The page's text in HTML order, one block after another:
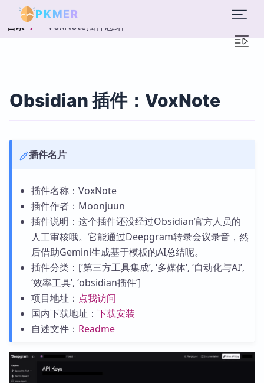
PKMER
目录 VoxNote插件总结
Obsidian 插件：VoxNote
插件名片
插件名称：VoxNote
插件作者：Moonjuun
插件说明：这个插件还没经过Obsidian官方人员的
人工审核哦。它能通过Deepgram转录会议录音，然
后借助Gemini生成基于模板的AI总结呢。
插件分类：[‘第三方工具集成’, ‘多媒体’, ‘自动化与AI’,
‘效率工具’, ‘obsidian插件’]
项目地址： 点我访问
国内下载地址： 下载安装
自述文件： Readme